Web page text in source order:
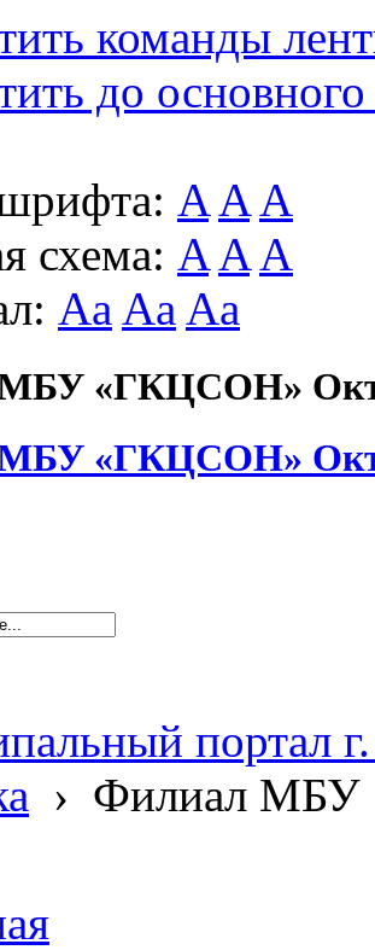
команды
до основного
A A A
схема: A A A
Aa Aa Aa
«ГКЦСОН»
«ГКЦСОН»
портал
› Филиал МБУ